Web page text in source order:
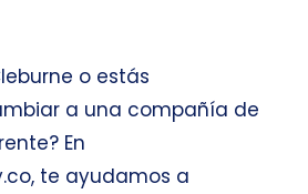
o estás
a una compañía de
En
te ayudamos a